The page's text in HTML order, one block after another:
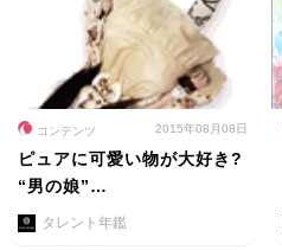
コンテンツ 2015年08月08日
ピュアに可愛い物が大好き?
“男の娘”…
タレント年鑑